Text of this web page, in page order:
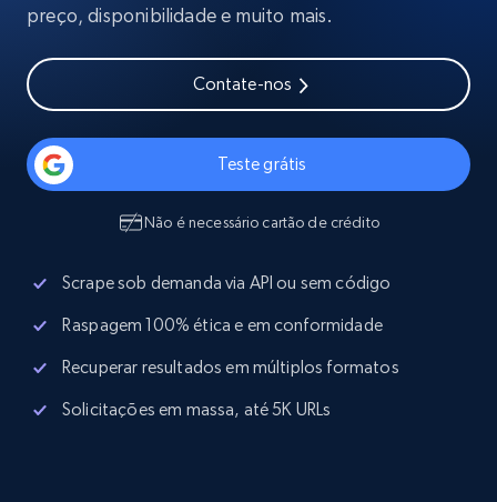
preço, disponibilidade e muito mais.
Contate-nos
Teste grátis
Não é necessário cartão de crédito
Scrape sob demanda via API ou sem código
Raspagem 100% ética e em conformidade
Recuperar resultados em múltiplos formatos
Solicitações em massa, até 5K URLs